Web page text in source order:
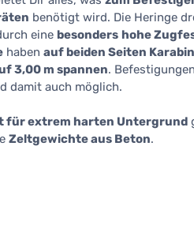
benötigt wird. Die Heringe
eine besonders hohe
haben auf beiden Seiten
3,00 m spannen.
damit auch möglich.
für extrem harten Untergrund
Zeltgewichte aus Beton.